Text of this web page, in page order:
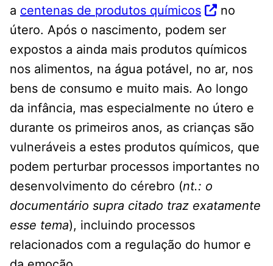
a centenas de produtos químicos
no
útero. Após o nascimento, podem ser
expostos a ainda mais produtos químicos
nos alimentos, na água potável, no ar, nos
bens de consumo e muito mais. Ao longo
da infância, mas especialmente no útero e
durante os primeiros anos, as crianças são
vulneráveis ​​a estes produtos químicos, que
podem perturbar processos importantes no
desenvolvimento do cérebro (nt.: o
documentário supra citado traz exatamente
esse tema), incluindo processos
relacionados com a regulação do humor e